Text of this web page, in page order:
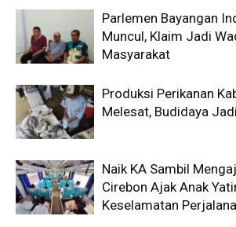
Parlemen Bayangan
Muncul, Klaim Jadi
Masyarakat
Produksi Perikanan
Melesat, Budidaya
Naik KA Sambil
Cirebon Ajak Anak
Keselamatan